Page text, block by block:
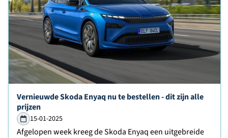
Lees verder over
Vernieuwde Skoda Enyaq nu te bestellen - dit zijn alle
prijzen
15-01-2025
Afgelopen week kreeg de Skoda Enyaq een uitgebreide